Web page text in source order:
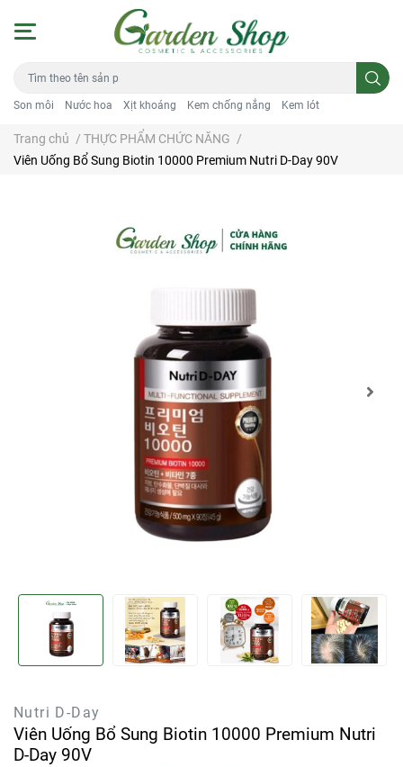
Son môi Nước hoa Xịt khoáng Kem chống nắng Kem lót
Trang chủ / THỰC PHẨM CHỨC NĂNG /
Viên Uống Bổ Sung Biotin 10000 Premium Nutri D-Day 90V
Nutri D-Day
Viên Uống Bổ Sung Biotin 10000 Premium Nutri
D-Day 90V